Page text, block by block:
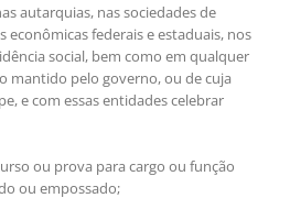
autarquias, nas sociedades de
econômicas federais e estaduais, nos
social, bem como em qualquer
mantido pelo governo, ou de cuja
e com essas entidades celebrar
ou prova para cargo ou função
ou empossado;